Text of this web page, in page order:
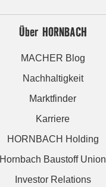
Über HORNBACH
MACHER Blog
Nachhaltigkeit
Marktfinder
Karriere
HORNBACH Holding
Hornbach Baustoff Union
Investor Relations